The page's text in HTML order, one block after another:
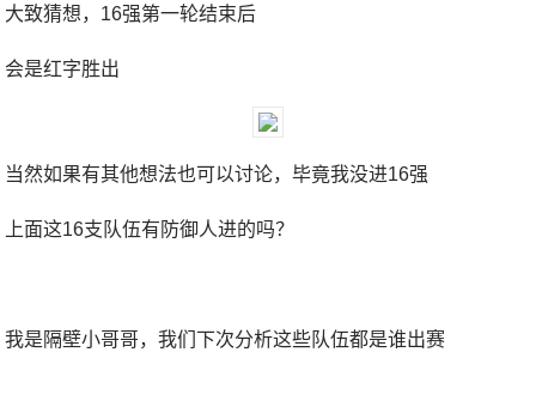
大致猜想，16强第一轮结束后
会是红字胜出
当然如果有其他想法也可以讨论，毕竟我没进16强
上面这16支队伍有防御人进的吗？
我是隔壁小哥哥，我们下次分析这些队伍都是谁出赛